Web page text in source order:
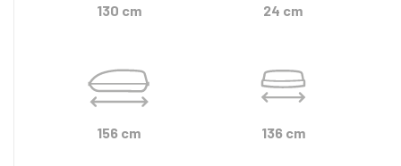
130 cm
156 cm
24 cm
136 cm